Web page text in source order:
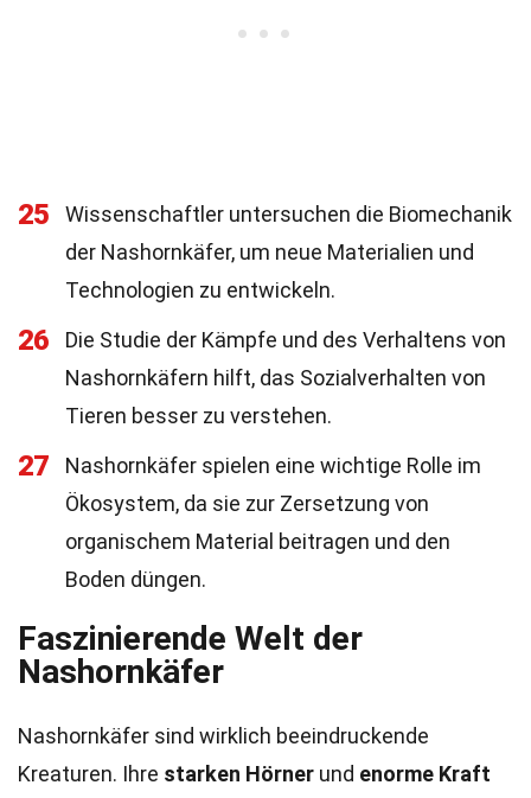
25
Wissenschaftler untersuchen die Biomechanik
der Nashornkäfer, um neue Materialien und
Technologien zu entwickeln.
26
Die Studie der Kämpfe und des Verhaltens von
Nashornkäfern hilft, das Sozialverhalten von
Tieren besser zu verstehen.
27
Nashornkäfer spielen eine wichtige Rolle im
Ökosystem, da sie zur Zersetzung von
organischem Material beitragen und den
Boden düngen.
Faszinierende Welt der
Nashornkäfer
Nashornkäfer sind wirklich beeindruckende
Kreaturen. Ihre starken Hörner und enorme Kraft